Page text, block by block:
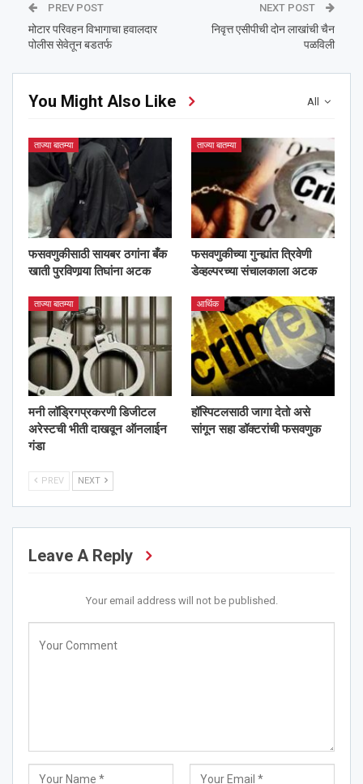
PREV POST
मोटार परिवहन विभागाचा हवालदार
पोलीस सेवेतून बडतर्फ
NEXT POST
निवृत्त एसीपीची दोन लाखांची चैन
पळविली
All
You Might Also Like
ताज्या बातम्या
फसवणुकीसाठी सायबर ठगांना बँक
खाती पुरविणार्‍या तिघांना अटक
ताज्या बातम्या
फसवणुकीच्या गुन्ह्यांत त्रिवेणी
डेव्हल्परच्या संचालकाला अटक
ताज्या बातम्या
मनी लॉड्रिगप्रकरणी डिजीटल
अरेस्टची भीती दाखवून ऑनलाईन
गंडा
आर्थिक
हॉस्पिटलसाठी जागा देतो असे
सांगून सहा डॉक्टरांची फसवणुक
PREV NEXT
Leave A Reply
Your email address will not be published.